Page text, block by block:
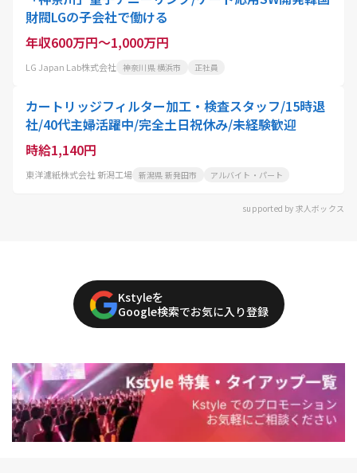
財閥LGの子会社で働ける
年収600万円～1,000万円
LG Japan Lab株式会社 神奈川県 横浜市 正社員
カートリッジフィルター加工・検査スタッフ/15時退
社/40代主婦活躍中/完全土日祝休み/未経験歓迎
時給1,140円
東洋濾紙株式会社 新潟工場 新潟県 新発田市 アルバイト・パート
supported by 求人ボックス
Kstyleを
Google検索でお気に入り登録